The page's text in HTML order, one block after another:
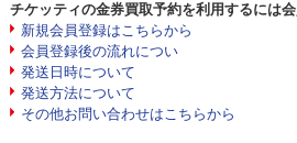
チケッティの金券買取予約を利用するには
新規会員登録はこちらから
会員登録後の流れについ
発送日時について
発送方法について
その他お問い合わせはこちらから